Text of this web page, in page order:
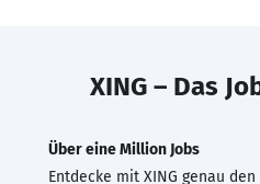
XING – Das
Über eine Million Jobs
Entdecke mit XING genau